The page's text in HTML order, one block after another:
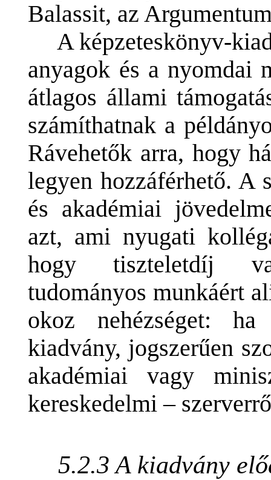
Balassit, az
A képzeteskönyv-
anyagok és a nyomdai
átlagos állami
számíthatnak a
Rávehetők arra, hogy
legyen hozzáférhető. A
és akadémiai
azt, ami nyugati
hogy tiszteletdíj
tudományos munkáért
okoz nehézséget:
kiadvány, jogszerűen
akadémiai vagy
kereskedelmi –
5.2.3 A kiadvány